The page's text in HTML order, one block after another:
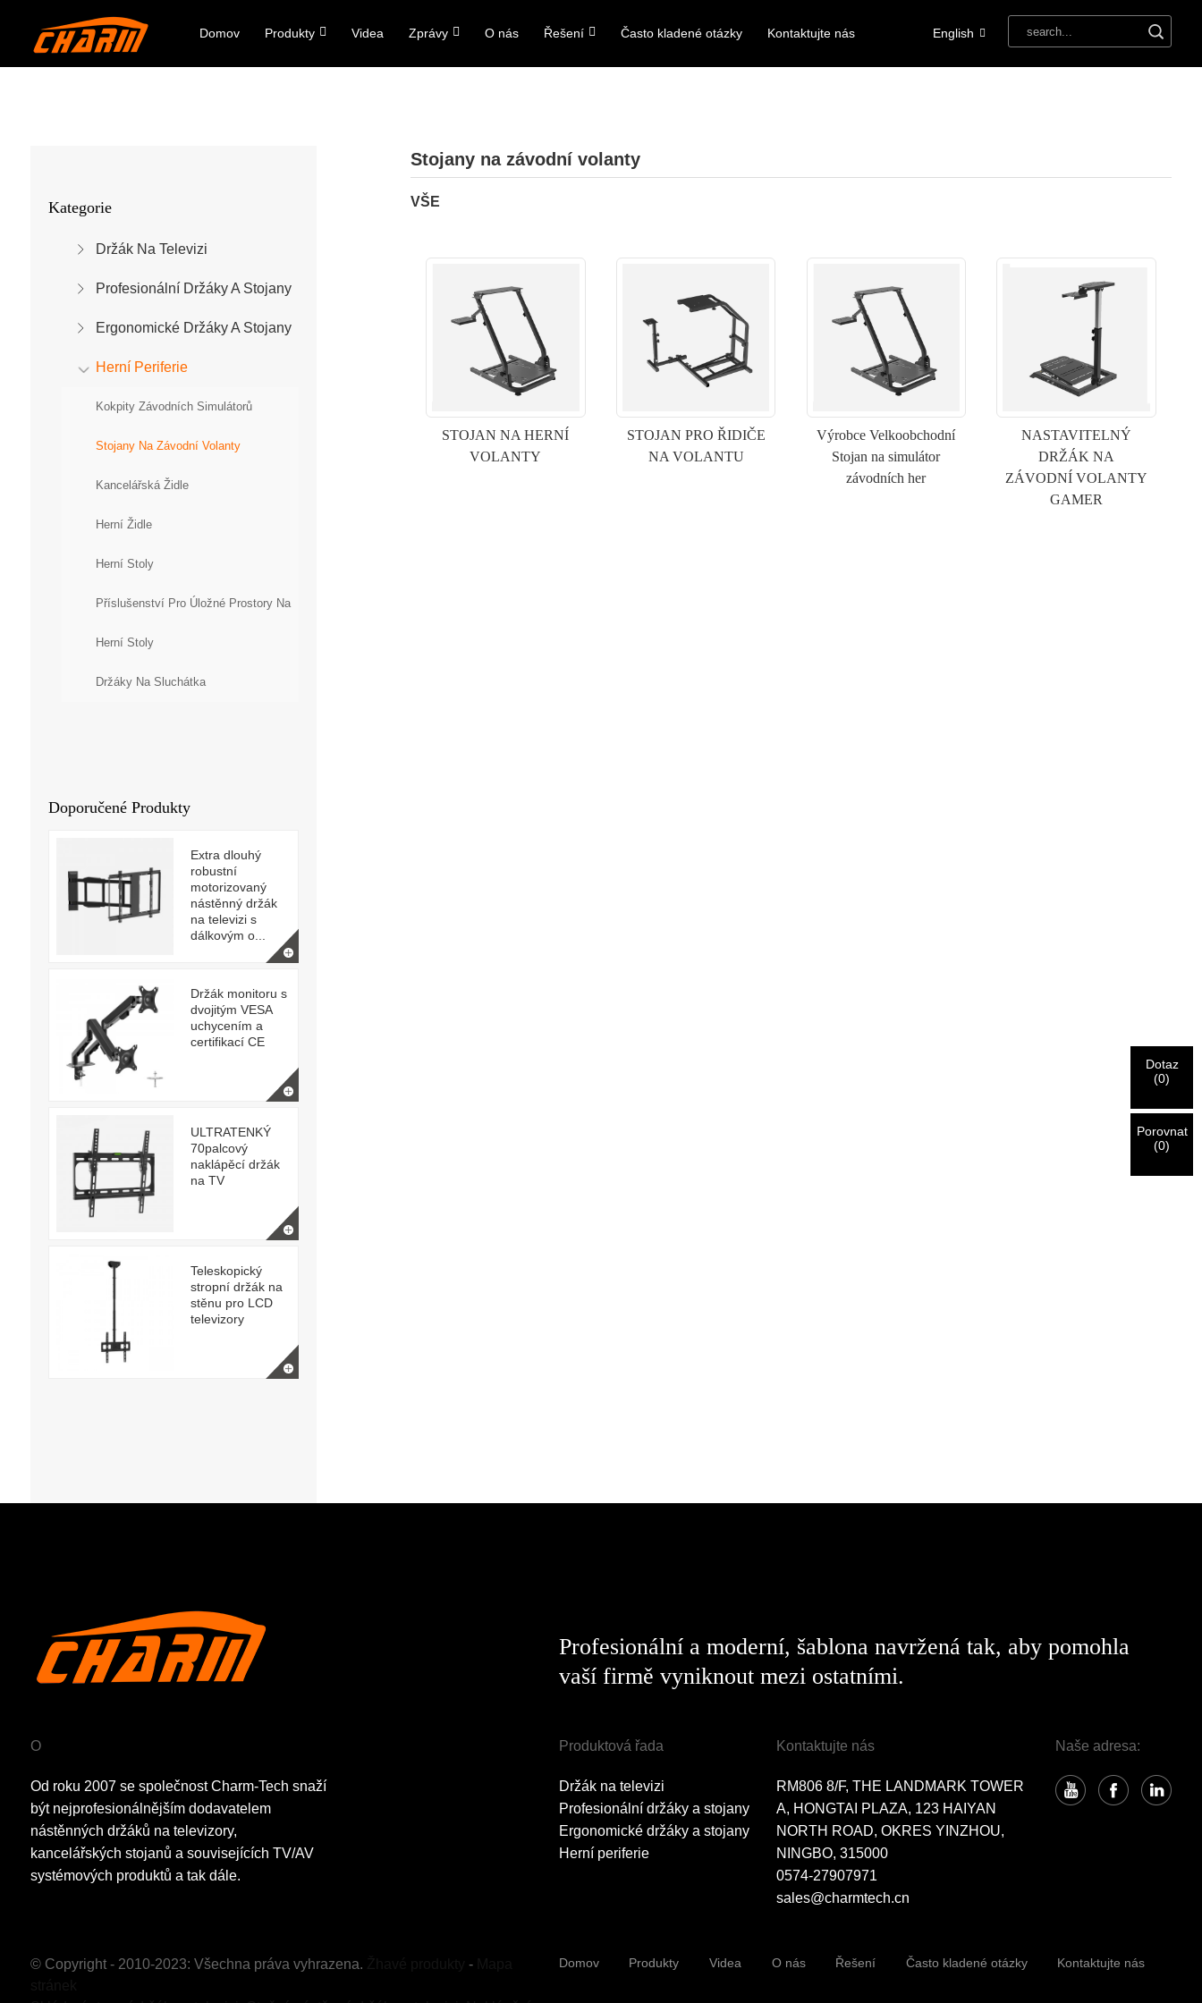
Domov Produkty Videa Zprávy O nás Řešení Často kladené otázky Kontaktujte nás English
Kategorie
Držák Na Televizi
Profesionální Držáky A Stojany
Ergonomické Držáky A Stojany
Herní Periferie
Kokpity Závodních Simulátorů
Stojany Na Závodní Volanty
Kancelářská Židle
Herní Židle
Herní Stoly
Příslušenství Pro Úložné Prostory Na
Herní Stoly
Držáky Na Sluchátka
Doporučené Produkty
Extra dlouhý
robustní
motorizovaný
nástěnný držák
na televizi s
dálkovým o...
Držák monitoru s
dvojitým VESA
uchycením a
certifikací CE
ULTRATENKÝ
70palcový
naklápěcí držák
na TV
Teleskopický
stropní držák na
stěnu pro LCD
televizory
Stojany na závodní volanty
VŠE
STOJAN NA HERNÍ
VOLANTY
STOJAN PRO ŘIDIČE
NA VOLANTU
Výrobce Velkoobchodní
Stojan na simulátor
závodních her
NASTAVITELNÝ
DRŽÁK NA
ZÁVODNÍ VOLANTY
GAMER
Profesionální a moderní, šablona navržená tak, aby pomohla
vaší firmě vyniknout mezi ostatními.
O
Od roku 2007 se společnost Charm-Tech snaží
být nejprofesionálnějším dodavatelem
nástěnných držáků na televizory,
kancelářských stojanů a souvisejících TV/AV
systémových produktů a tak dále.
Produktová řada
Držák na televizi
Profesionální držáky a stojany
Ergonomické držáky a stojany
Herní periferie
Kontaktujte nás
RM806 8/F, THE LANDMARK TOWER
A, HONGTAI PLAZA, 123 HAIYAN
NORTH ROAD, OKRES YINZHOU,
NINGBO, 315000
0574-27907971
sales@charmtech.cn
Naše adresa:
© Copyright - 2010-2023: Všechna práva vyhrazena. - Domov Produkty Videa O nás Řešení Často kladené otázky Kontaktujte nás
Dotaz
(0)
Porovnat
(0)